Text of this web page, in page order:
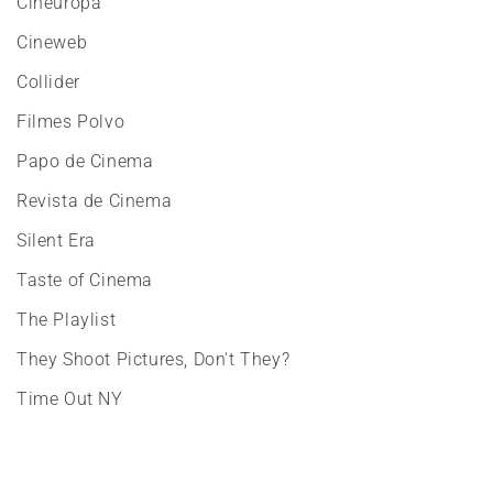
Cineweb
Collider
Filmes Polvo
Papo de Cinema
Revista de Cinema
Silent Era
Taste of Cinema
The Playlist
They Shoot Pictures, Don't They?
Time Out NY